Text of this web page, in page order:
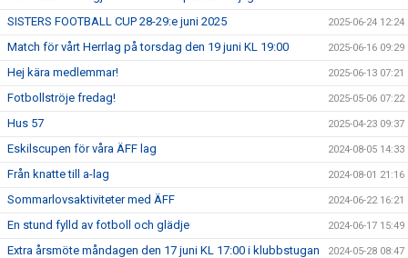
SISTERS FOOTBALL CUP 28-29:e juni 2025 2025-06-24 12:24
Match för vårt Herrlag på torsdag den 19 juni KL 19:00 2025-06-16 09:29
Hej kära medlemmar! 2025-06-13 07:21
Fotbollströje fredag! 2025-05-06 07:22
Hus 57 2025-04-23 09:37
Eskilscupen för våra ÄFF lag 2024-08-05 14:33
Från knatte till a-lag 2024-08-01 21:16
Sommarlovsaktiviteter med ÄFF 2024-06-22 16:21
En stund fylld av fotboll och glädje 2024-06-17 15:49
Extra årsmöte måndagen den 17 juni KL 17:00 i klubbstugan 2024-05-28 08:47